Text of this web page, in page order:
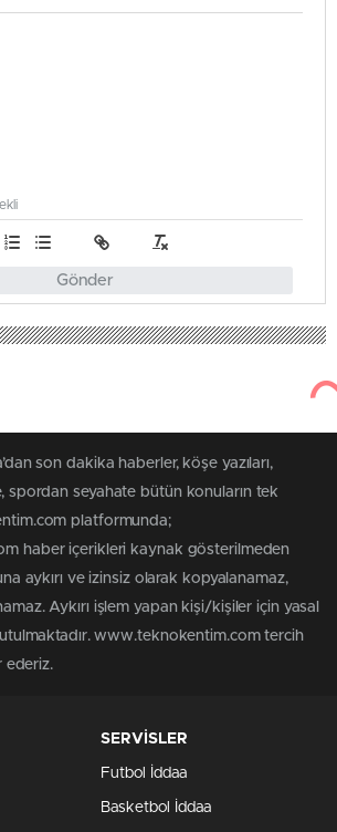
Gönder
son dakika haberler, köşe yazıları,
spordan seyahate bütün konuların tek
platformunda;
haber içerikleri kaynak gösterilmeden
aykırı ve izinsiz olarak kopyalanamaz,
Aykırı işlem yapan kişi/kişiler için yasal
www.teknokentim.com tercih
ederiz.
SERVİSLER
Futbol İddaa
Basketbol İddaa